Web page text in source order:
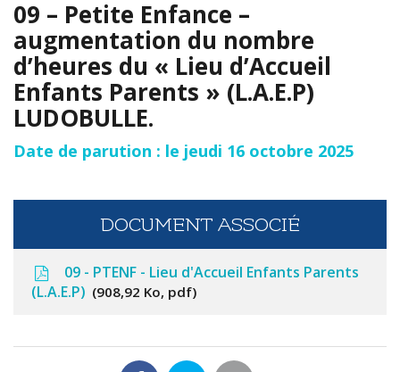
09 – Petite Enfance –
augmentation du nombre
d’heures du « Lieu d’Accueil
Enfants Parents » (L.A.E.P)
LUDOBULLE.
Date de parution : le jeudi 16 octobre 2025
DOCUMENT ASSOCIÉ
09 - PTENF - Lieu d'Accueil Enfants Parents
(L.A.E.P)
908,92 Ko, pdf